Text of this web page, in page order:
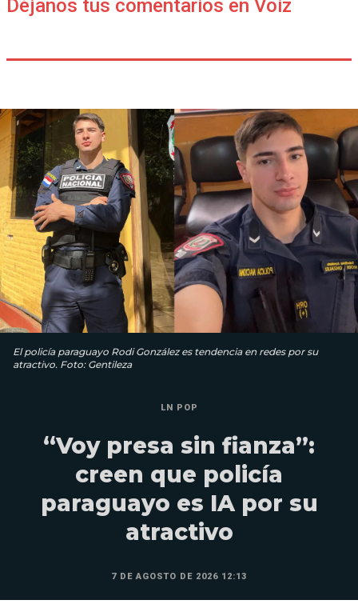
Déjanos tus comentarios en Voiz
El policía paraguayo Rodi González es tendencia en redes por su
atractivo. Foto: Gentileza
LN POP
“Voy presa sin fianza”:
creen que policía
paraguayo es IA por su
atractivo
7 DE AGOSTO DE 2026 12:13